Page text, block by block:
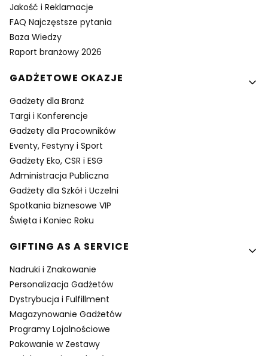
Jakość i Reklamacje
FAQ Najczęstsze pytania
Baza Wiedzy
Raport branżowy 2026
GADŻETOWE OKAZJE
Gadżety dla Branż
Targi i Konferencje
Gadżety dla Pracowników
Eventy, Festyny i Sport
Gadżety Eko, CSR i ESG
Administracja Publiczna
Gadżety dla Szkół i Uczelni
Spotkania biznesowe VIP
Święta i Koniec Roku
GIFTING AS A SERVICE
Nadruki i Znakowanie
Personalizacja Gadżetów
Dystrybucja i Fulfillment
Magazynowanie Gadżetów
Programy Lojalnościowe
Pakowanie w Zestawy